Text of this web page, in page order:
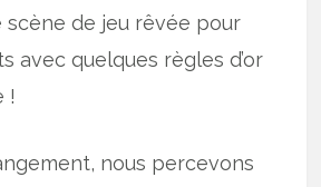
scène de jeu rêvée pour
avec quelques règles d’or
!
nous percevons